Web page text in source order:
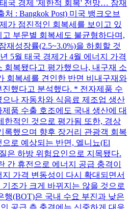
국 경제 '제한적 회복' 전망… 잠재
: Bangkok Post) 미국 뱅크오브
가 점진적인 회복세를 보이고 있
부문별 회복세도 불균형하다며,
재성장률(2.5~3.0%)을 하회할 것
5월 태국 경제가 4월 에너지 가격
회복됐다고 평가했으나, 내구재 소
회복세를 견인한 반면 비내구재와
했다고 분석했다. * 전자제품 수
나 자동차와 식음료 제조업 생산
품 수출 호조에도 국내 생산에 대
한적인 것으로 평가됨 또한, 경상
록했으며 향후 장거리 관광객 회복
로 예상되는 반면, 엘니뇨(El
은 하방 위험요인으로 지목됐다.
간 휴전으로 에너지 공급 충격이
가격 변동성이 다시 확대되면서
조가 크게 바뀌지는 않을 것으로
행(BOT)은 국내 수요 부진과 낮은